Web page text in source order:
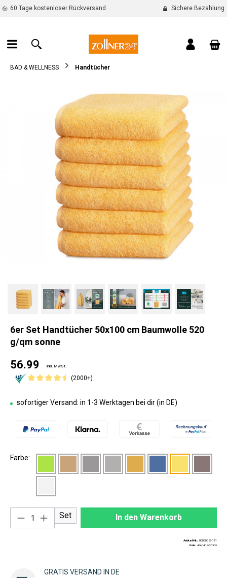
springen
60 Tage kostenloser Rückversand Sichere Bezahlung
BAD & WELLNESS Handtücher
Bildergalerie überspringen
6er Set Handtücher 50x100 cm Baumwolle 520
g/qm sonne
56.99 inkl. MwSt.
(2000+)
sofortiger Versand: in 1-3 Werktagen bei dir (in DE)
Farbe:
Produkt Anzahl: Gib den gewünschten
Set In den Warenkorb
Artikel-Nr.: 00000083-121
EAN: 4260408420305
GRATIS VERSAND IN DE